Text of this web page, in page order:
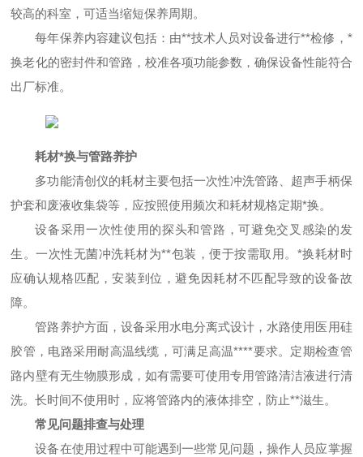
较高的科室，可适当缩短保养周期。
每年保养内容建议包括：由**技术人员对设备进行**检修，*
换老化的密封件和管路，校准各项功能参数，确保设备性能符合
出厂标准。
耗材*换与管路养护
多功能清创仪的耗材主要包括一次性冲洗管路、超声手柄保
护套和废液收集袋等，应按照使用频次和耗材规格定期*换。
设备采用一次性使用的探头和管路，可避免交叉感染的发
生。一次性无菌冲洗耗材为**包装，便于按需取用。*换耗材时
应确认规格匹配，安装到位，避免因耗材不匹配导致的设备故
障。
管路养护方面，设备采用水电分离式设计，水路使用医用硅
胶管，电路采用耐高温线缆，可满足高温****要求。定期检查管
路内壁有无生物膜形成，如有需要可使用专用管路清洁液进行清
洗。长时间不使用时，应将管路内的液体排空，防止**滋生。
常见问题排查与处理
设备在使用过程中可能遇到一些常见问题，操作人员应掌握